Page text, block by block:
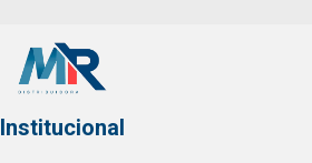
Institucional